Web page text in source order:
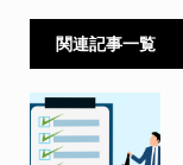
関連記事一覧